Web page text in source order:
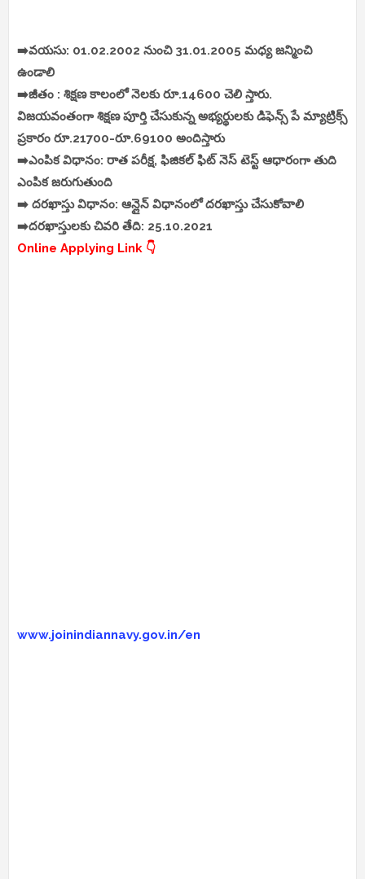
➡️వయసు: 01.02.2002 నుంచి 31.01.2005 మధ్య జన్మించి
ఉండాలి
➡️జీతం : శిక్షణ కాలంలో నెలకు రూ.14600 చెలి స్తారు.
విజయవంతంగా శిక్షణ పూర్తి చేసుకున్న అభ్యర్థులకు డిఫెన్స్ పే మ్యాట్రిక్స్
ప్రకారం రూ.21700-రూ.69100 అందిస్తారు
➡️ఎంపిక విధానం: రాత పరీక్ష, ఫిజికల్ ఫిట్ నెస్ టెస్ట్ ఆధారంగా తుది
ఎంపిక జరుగుతుంది
➡️ దరఖాస్తు విధానం: ఆన్లైన్ విధానంలో దరఖాస్తు చేసుకోవాలి
➡️దరఖాస్తులకు చివరి తేది: 25.10.2021
Online Applying Link 👇
www.joinindiannavy.gov.in/en